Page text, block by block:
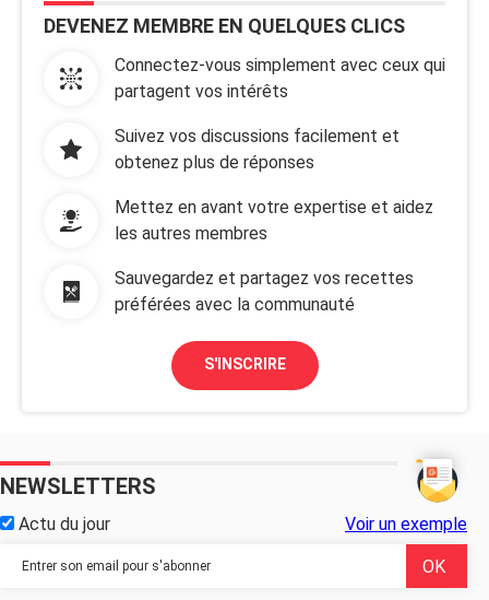
DEVENEZ MEMBRE EN QUELQUES CLICS
Connectez-vous simplement avec ceux qui
partagent vos intérêts
Suivez vos discussions facilement et
obtenez plus de réponses
Mettez en avant votre expertise et aidez
les autres membres
Sauvegardez et partagez vos recettes
préférées avec la communauté
S'INSCRIRE
NEWSLETTERS
Actu du jour Voir un exemple